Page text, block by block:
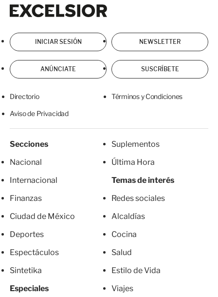
INICIAR SESIÓN NEWSLETTER
ANÚNCIATE SUSCRÍBETE
Directorio Términos y Condiciones
Aviso de Privacidad
Secciones
Nacional
Internacional
Finanzas
Ciudad de México
Deportes
Espectáculos
Sintetika
Especiales
Suplementos
Última Hora
Temas de interés
Redes sociales
Alcaldías
Cocina
Salud
Estilo de Vida
Viajes